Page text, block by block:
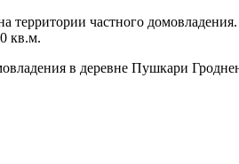
частного
кв.м.
в деревне Пушкари